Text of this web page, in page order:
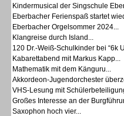
Kindermusical der Singschule
Eberbacher Ferienspaß startet
Eberbacher Orgelsommer 2024...
Klangreise durch Island...
120 Dr.-Weiß-Schulkinder bei “6k
Kabarettabend mit Markus Kapp...
Mathematik mit dem Känguru...
Akkordeon-Jugendorchester
VHS-Lesung mit
Großes Interesse an der
Saxophon hoch vier...